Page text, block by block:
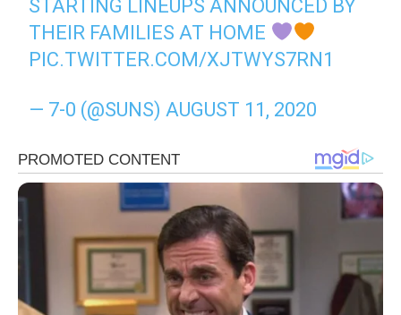
STARTING LINEUPS ANNOUNCED BY
THEIR FAMILIES AT HOME
PIC.TWITTER.COM/XJTWYS7RN1
— 7-0 (@SUNS)AUGUST 11, 2020